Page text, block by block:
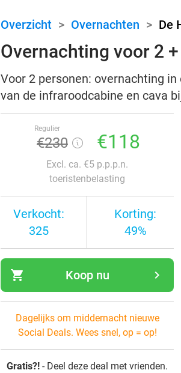
Overzicht > Overnachten > De
Overnachting voor 2
Voor 2 personen: overnachting
van de infraroodcabine en cava
Regulier
€230 €118
Excl. ca. €5 p.p.p.n.
toeristenbelasting
Verkocht:
325
Korting:
49%
shopping_cart navigate_next
Koop nu
Dagelijks om middernacht nieuwe
Social Deals. Wees snel, op = op!
Gratis?! - Deel deze deal met vrienden.